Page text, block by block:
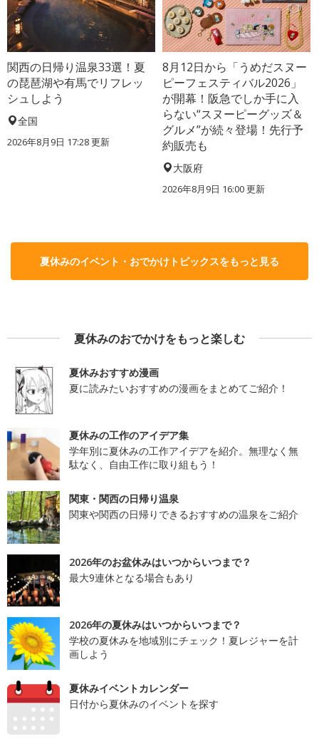
関西の日帰り温泉33選！夏
の琵琶湖や有馬でリフレッ
シュしよう
全国
2026年8月9日 17:28更新
8月12日から「うめだスヌー
ピーフェスティバル2026」
が開幕！阪急でしか手に入
らない“スヌーピーグッズ＆
グルメ”が続々登場！先行予
約販売も
大阪府
2026年8月9日 16:00更新
夏休みのイベント・おでかけトピックスをもっと見る
夏休みのおでかけをもっと楽しむ
夏休みおすすめ漫画
夏に読みたいおすすめの漫画をまとめてご紹介！
夏休みの工作のアイデア集
学年別に夏休みの工作アイデアを紹介。無理なく無
駄なく、自由工作に取り組もう！
関東・関西の日帰り温泉
関東や関西の日帰りできるおすすめの温泉をご紹介
2026年のお盆休みはいつからいつまで？
最大9連休となる場合もあり
2026年の夏休みはいつからいつまで？
学校の夏休みを地域別にチェック！夏レジャーを計
画しよう
夏休みイベントカレンダー
日付から夏休みのイベントを探す